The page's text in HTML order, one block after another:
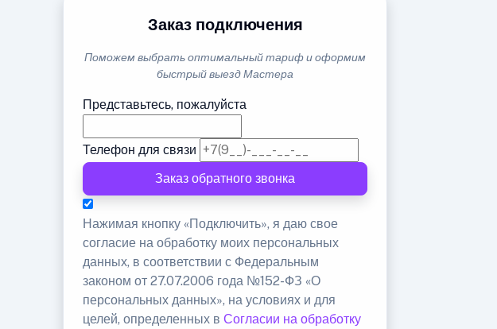
Заказ подключения
Поможем выбрать оптимальный тариф и оформим
быстрый выезд Мастера
Представьтесь, пожалуйста
Телефон для связи
Заказ обратного звонка
Нажимая кнопку «Подключить», я даю свое
согласие на обработку моих персональных
данных, в соответствии с Федеральным
законом от 27.07.2006 года №152-ФЗ «О
персональных данных», на условиях и для
целей, определенных вСогласии на обработку